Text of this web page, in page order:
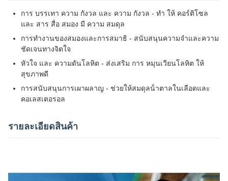
การ บรรเทา ความ กังวล และ ความ กังวล - ทํา ให้ คอร์ติโซล
และ สาร สื่อ สมอง มี ความ สมดุล
การทํางานของสมองและการสมาธิ - สนับสนุนความจําและความ
ชัดเจนทางจิตใจ
หัวใจ และ ความดันโลหิต - ส่งเสริม การ หมุนเวียนโลหิต ให้
สุขภาพดี
การสนับสนุนการเผาผลาญ - ช่วยให้สมดุลน้ําตาลในเลือดและ
คอเลสเตอรอล
รายละเอียดสินค้า